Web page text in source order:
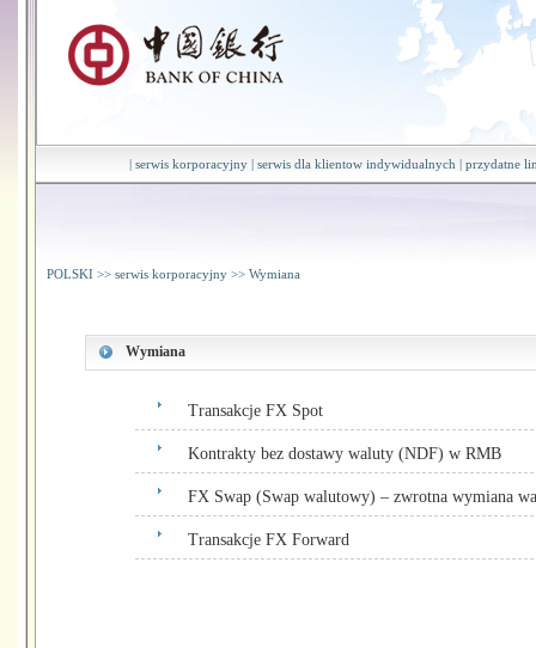
| serwis korporacyjny | serwis dla klientow indywidualnych | przydatne
POLSKI >> serwis korporacyjny >> Wymiana
Wymiana
Transakcje FX Spot
Kontrakty bez dostawy waluty (NDF) w RMB
FX Swap (Swap walutowy) – zwrotna wymiana
Transakcje FX Forward